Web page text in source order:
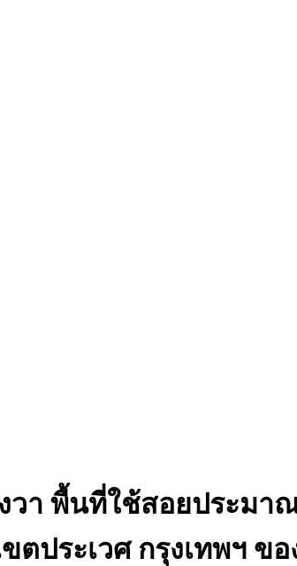
วา พื้นที่ใช้สอยประมา
ประเวศ กรุงเทพฯ ข